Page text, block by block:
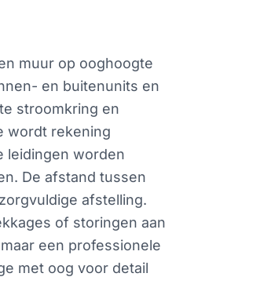
muur op ooghoogte
en buitenunits en
stroomkring en
wordt rekening
leidingen worden
De afstand tussen
afstelling.
of storingen aan
een professionele
met oog voor detail